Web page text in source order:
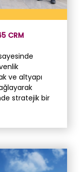
CRM
ve altyapı
stratejik bir